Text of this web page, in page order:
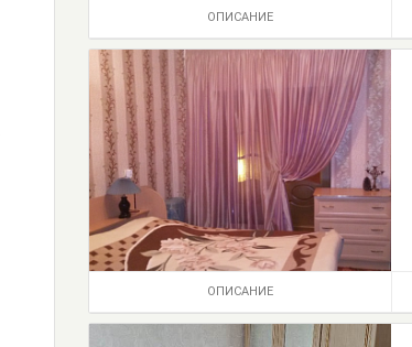
ОПИСАНИЕ
ОПИСАНИЕ